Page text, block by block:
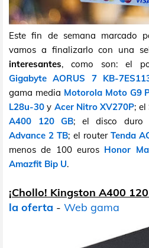
Este fin de semana marcado
vamos a finalizarlo con una
interesantes, como son: el
Gigabyte AORUS 7 KB-
gama media Motorola Moto G9
L28u-30 y Acer Nitro XV270P; el
A400 120 GB; el disco duro
Advance 2 TB; el routerTenda
menos de 100 euros Honor
Amazfit Bip U.
¡Chollo! Kingston A400
la oferta - Web gama